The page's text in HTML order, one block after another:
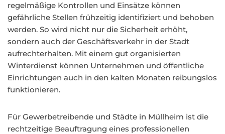
regelmäßige Kontrollen und Einsätze können
gefährliche Stellen frühzeitig identifiziert und behoben
werden. So wird nicht nur die Sicherheit erhöht,
sondern auch der Geschäftsverkehr in der Stadt
aufrechterhalten. Mit einem gut organisierten
Winterdienst können Unternehmen und öffentliche
Einrichtungen auch in den kalten Monaten reibungslos
funktionieren.
Für Gewerbetreibende und Städte in Müllheim ist die
rechtzeitige Beauftragung eines professionellen